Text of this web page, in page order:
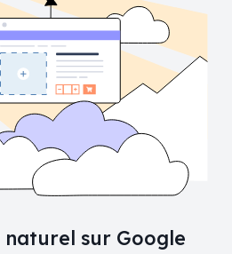
sur Google